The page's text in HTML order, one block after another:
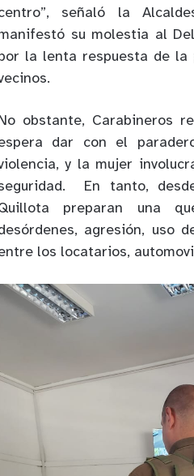
señaló la
su molestia al
la lenta respuesta de la
obstante, Carabineros
dar con el
y la mujer
En tanto,
preparan una
agresión, uso
los locatarios,